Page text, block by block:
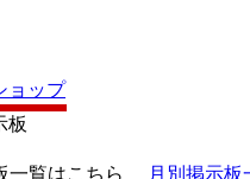
ョップ
板
一覧はこちら
月別掲示板